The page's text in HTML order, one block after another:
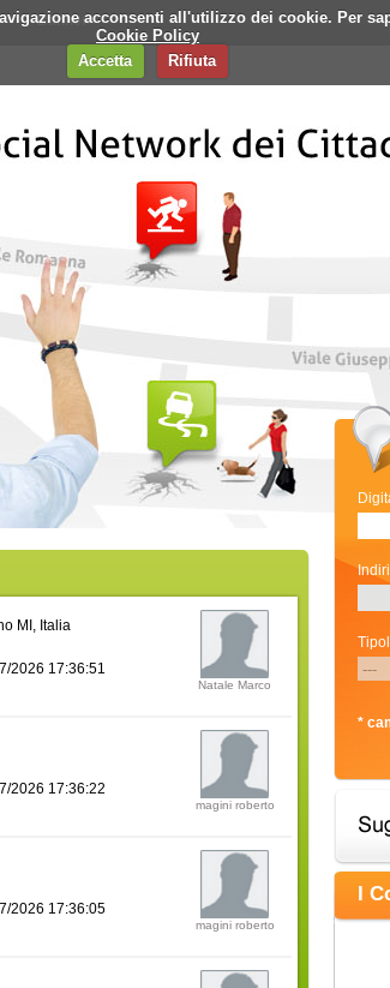
acconsenti all'utilizzo dei cookie. Per
Cookie Policy
Accetta
Rifiuta
Banner
MI, Italia
2026 17:36:51
Natale Marco
2026 17:36:22
magini roberto
2026 17:36:05
magini roberto
*
I